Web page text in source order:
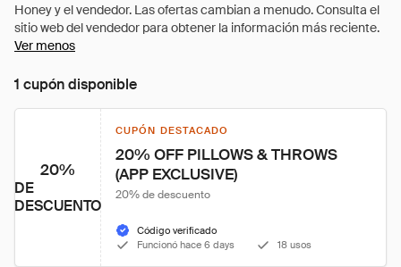
Ver menos
1 cupón disponible
20%
DE
DESCUENTO
CUPÓN DESTACADO
20% OFF PILLOWS & THROWS
(APP EXCLUSIVE)
20% de descuento
Código verificado
Funcionó hace 6 days
18 usos